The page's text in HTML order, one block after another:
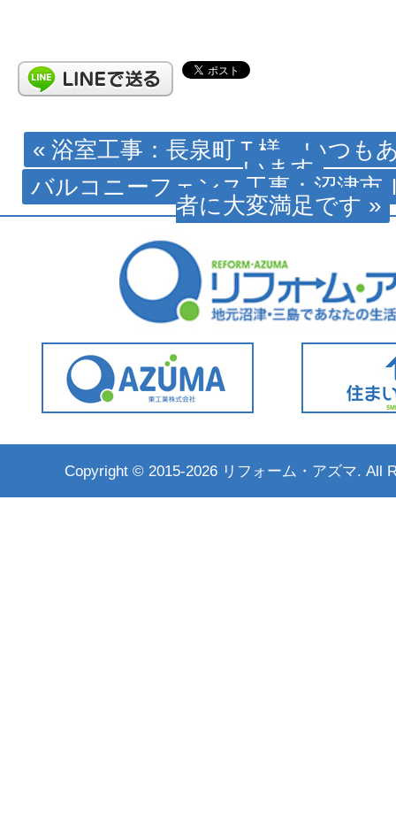
« 浴室工事：長泉町Ｔ様 いつも
います
バルコニーフェンス工事：沼津
者に大変満足です »
Copyright © 2015-2026 リフォーム・アズマ. All